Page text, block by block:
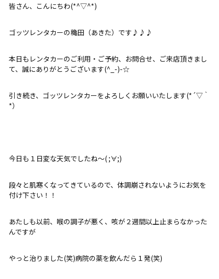
皆さん、こんにちわ(*^▽^*)
ゴッツレンタカーの穐田（あきた）です♪♪♪
本日もレンタカーのご利用・ご予約、お問合せ、ご来店頂きまし
て、誠にありがとうございます(^_-)-☆
引き続き、ゴッツレンタカーをよろしくお願いいたします(*´▽｀
*）
今日も１日変な天気でしたね～( ;∀;)
段々と肌寒くなってきているので、体調崩されないようにお気を
付け下さい！！
あたしも以前、喉の調子が悪く、咳が２週間以上止まらなかった
んですが
やっと治りました(笑)病院の薬を飲んだら１発(笑)